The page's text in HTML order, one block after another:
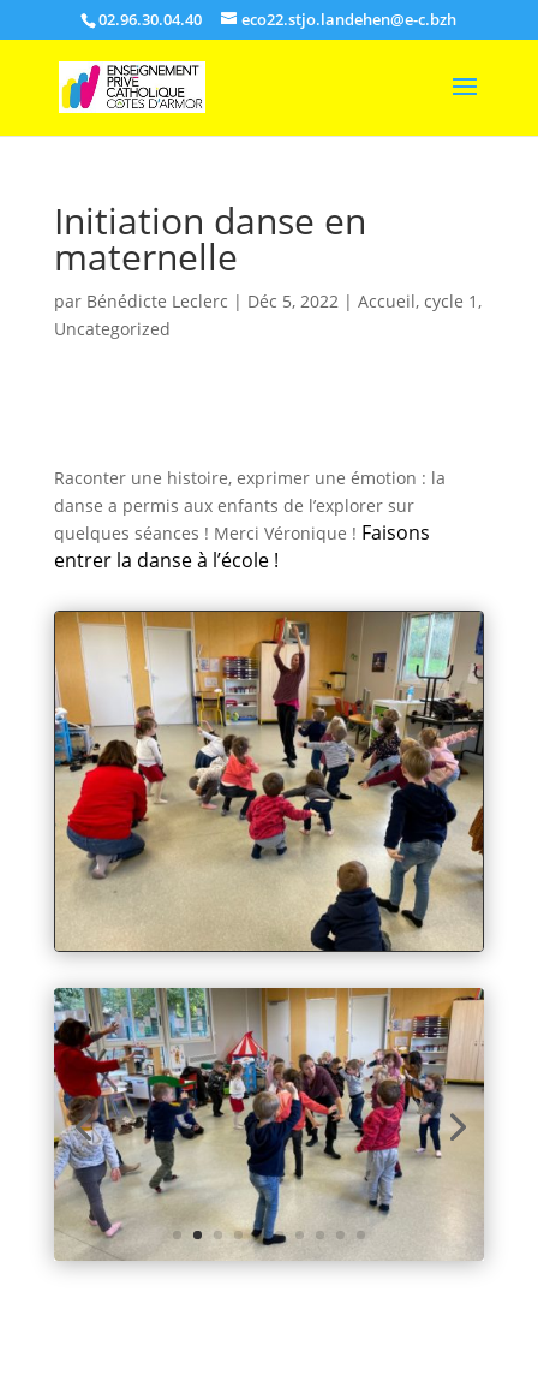
02.96.30.04.40 eco22.stjo.landehen@e-c.bzh
Initiation danse en
maternelle
par Bénédicte Leclerc | Déc 5, 2022| Accueil, cycle 1,
Uncategorized
Raconter une histoire, exprimer une émotion : la
danse a permis aux enfants de l’explorer sur
quelques séances ! Merci Véronique ! Faisons
entrer la danse à l’école !